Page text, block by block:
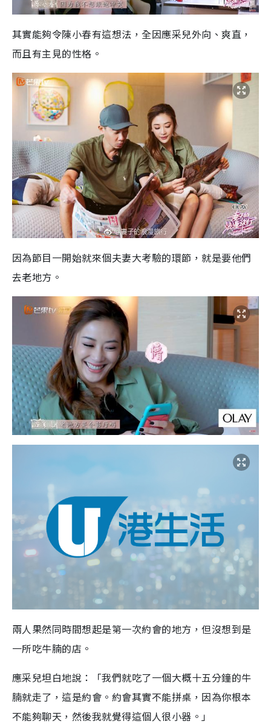
其實能夠令陳小春有這想法，全因應采兒外向、爽直，
而且有主見的性格。
因為節目一開始就來個夫妻大考驗的環節，就是要他們
去老地方。
兩人果然同時間想起是第一次約會的地方，但沒想到是
一所吃牛腩的店。
應采兒坦白地說：「我們就吃了一個大概十五分鐘的牛
腩就走了，這是約會。約會其實不能拼桌，因為你根本
不能夠聊天，然後我就覺得這個人很小器。」